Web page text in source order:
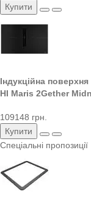
Купити
Індукційна
HI Maris 2Gether
109148 грн.
Купити
Спеціальні пропозиції